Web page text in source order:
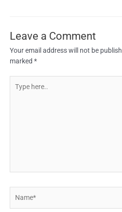
Leave a Comment
Your email address will not be
marked *
here..